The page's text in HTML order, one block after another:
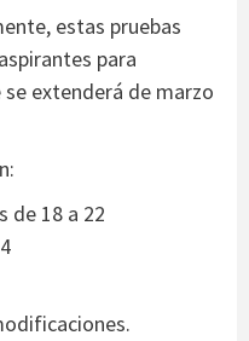
estas pruebas
para
extenderá de marzo
de 18 a 22